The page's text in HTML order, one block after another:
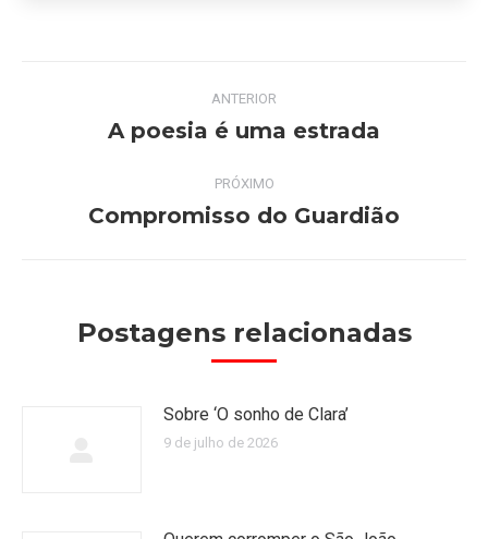
NavegaçãoANTERIOR
Post
A poesia é uma estrada
PRÓXIMO
Próximo
Compromisso do Guardião
Postagens relacionadas
Sobre ‘O sonho de Clara’
9 de julho de 2026